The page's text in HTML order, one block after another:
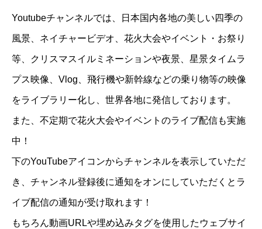
Youtubeチャンネルでは、日本国内各地の美しい四季の
風景、ネイチャービデオ、花火大会やイベント・お祭り
等、クリスマスイルミネーションや夜景、星景タイムラ
プス映像、Vlog、飛行機や新幹線などの乗り物等の映像
をライブラリー化し、世界各地に発信しております。
また、不定期で花火大会やイベントのライブ配信も実施
中！
下のYouTubeアイコンからチャンネルを表示していただ
き、チャンネル登録後に通知をオンにしていただくとラ
イブ配信の通知が受け取れます！
もちろん動画URLや埋め込みタグを使用したウェブサイ